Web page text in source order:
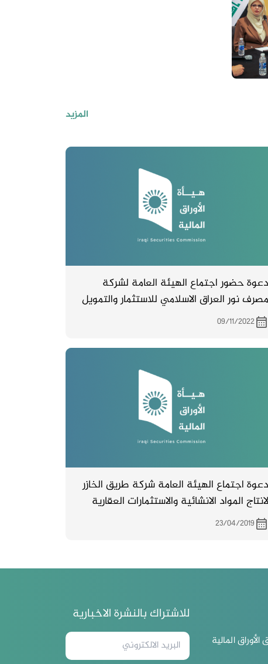
المزيد
دعوة حضور اجتماع الهيئة العامة لشركة
مصرف نور العراق الاسلامي للاستثمار والتمويل
مصرف عبر العراق الكائن في الكرادة – العلوية
– مقابل بدالة العلوية محلة 929 – شارع 99 –
09/11/2022
دعوة اجتماع الهيئة العامة شركة طريق الخازر
لانتاج المواد الانشائية والاستثمارات العقارية
والمقاولات العامة يوم الاحد المصادف
28/4/2019 .
23/04/2019
المالية
للاشتراك بالنشرة الاخبارية